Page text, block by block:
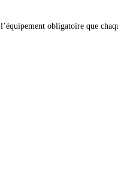
obligatoire que